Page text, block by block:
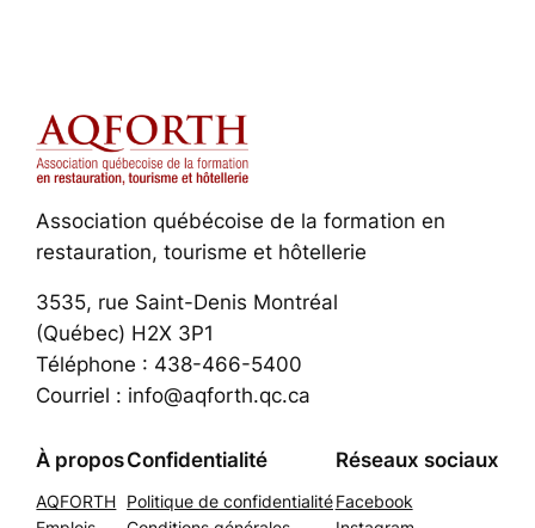
Association québécoise de la formation en
restauration, tourisme et hôtellerie
3535, rue Saint-Denis Montréal
(Québec) H2X 3P1
Téléphone : 438-466-5400
Courriel : info@aqforth.qc.ca
À propos
AQFORTH
Confidentialité
Politique de confidentialité
Réseaux sociaux
Facebook